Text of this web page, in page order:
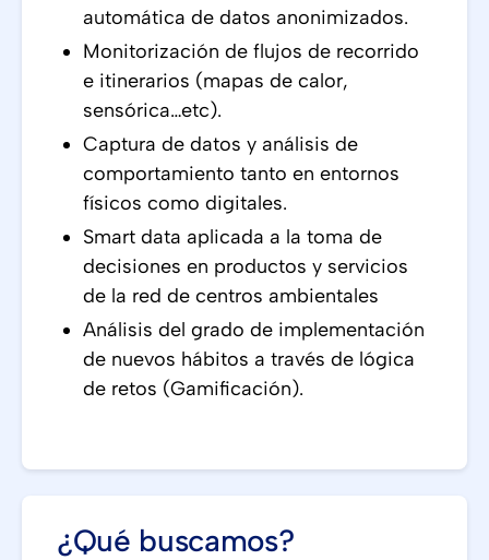
automática de datos anonimizados.
Monitorización de flujos de recorrido
e itinerarios (mapas de calor,
sensórica…etc).
Captura de datos y análisis de
comportamiento tanto en entornos
físicos como digitales.
Smart data aplicada a la toma de
decisiones en productos y servicios
de la red de centros ambientales
Análisis del grado de implementación
de nuevos hábitos a través de lógica
de retos (Gamificación).
¿Qué buscamos?